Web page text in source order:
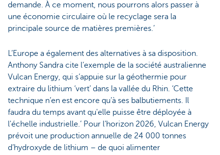
demande. À ce moment, nous pourrons alors passer à
une économie circulaire où le recyclage sera la
principale source de matières premières.’
L’Europe a également des alternatives à sa disposition.
Anthony Sandra cite l’exemple de la société australienne
Vulcan Energy, qui s’appuie sur la géothermie pour
extraire du lithium ‘vert’ dans la vallée du Rhin. ‘Cette
technique n’en est encore qu’à ses balbutiements. Il
faudra du temps avant qu'elle puisse être déployée à
l'échelle industrielle.’ Pour l’horizon 2026, Vulcan Energy
prévoit une production annuelle de 24 000 tonnes
d’hydroxyde de lithium – de quoi alimenter